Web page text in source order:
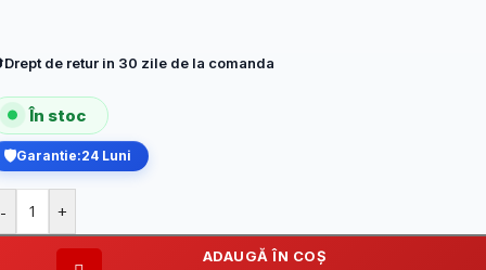
Drept de retur in 30 zile de la comanda
În stoc
Garantie:24 Luni
- +
ADAUGĂ ÎN COȘ